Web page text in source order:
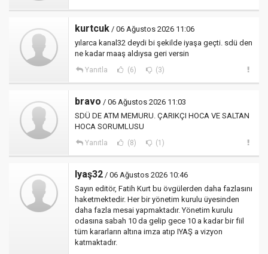
kurtcuk / 06 Ağustos 2026 11:06
yılarca kanal32 deydi bi şekilde iyaşa geçti. sdü den
ne kadar maaş aldıysa geri versin
Yanıtla (6) (3)
bravo / 06 Ağustos 2026 11:03
SDÜ DE ATM MEMURU. ÇARIKÇI HOCA VE SALTAN
HOCA SORUMLUSU
Yanıtla (8) (1)
Iyaş32 / 06 Ağustos 2026 10:46
Sayın editör, Fatih Kurt bu övgülerden daha fazlasını
haketmektedir. Her bir yönetim kurulu üyesinden
daha fazla mesai yapmaktadır. Yönetim kurulu
odasına sabah 10 da gelip gece 10 a kadar bir fiil
tüm kararların altına imza atıp IYAŞ a vizyon
katmaktadır.